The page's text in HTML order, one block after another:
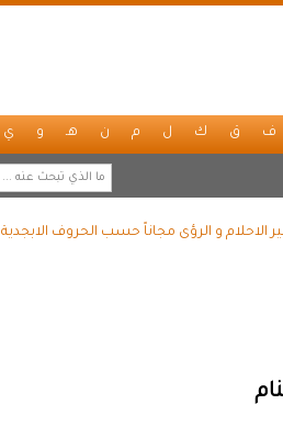
ف ق ك ل م ن هـ و ي
الاحلام و الرؤى مجاناً حسب الحروف الابجدية